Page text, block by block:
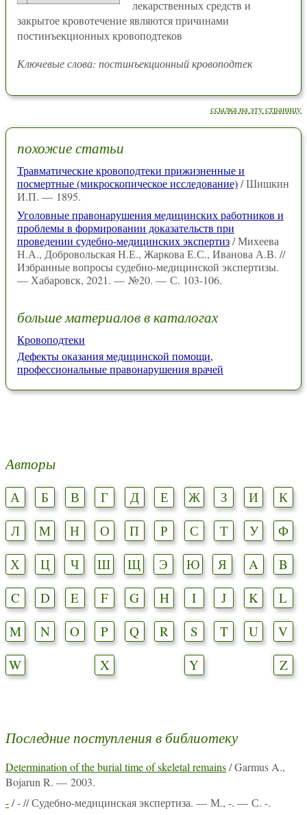
лекарственных средств и
закрытое кровотечение являются причинами
постинъекционных кровоподтеков
Ключевые слова: постинъекционный кровоподтек
ссылка на эту страницу
похожие статьи
Травматические кровоподтеки прижизненные и
посмертные (микроскопическое исследование)/ Шишкин
И.П. — 1895.
Уголовные правонарушения медицинских работников и
проблемы в формировании доказательств при
проведении судебно-медицинских экспертиз/ Михеева
Н.А., Добровольская Н.Е., Жаркова Е.С., Иванова А.В. //
Избранные вопросы судебно-медицинской экспертизы.
— Хабаровск, 2021. — №20. — С. 103-106.
больше материалов в каталогах
Кровоподтеки
Дефекты оказания медицинской помощи,
профессиональные правонарушения врачей
Авторы
А Б В Г Д Е Ж З И
К
Л
М Н О П Р С Т У
Ф
Х
Ц Ч Ш Щ Э Ю Я A
B
C
D E F G H I J K
L
M
N O P Q R S T U
V
W
X Y Z
Последние поступления в библиотеку
Determination of the burial time of skeletal remains/ Garmus A.,
Bojarun R. — 2003.
-/ - // Судебно-медицинская экспертиза. — М., -. — С. -.